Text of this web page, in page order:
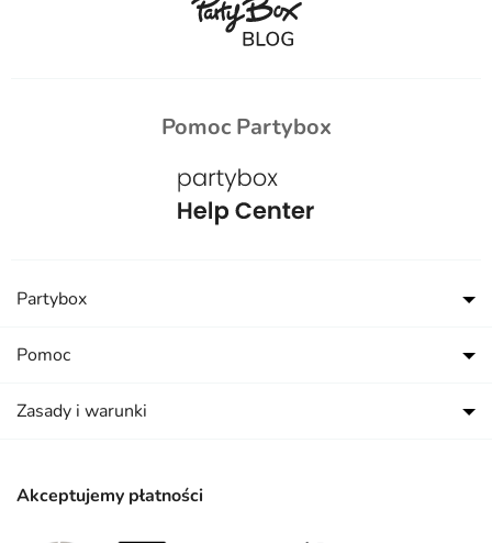
Pomoc Partybox
Akceptujemy płatności
Partybox
Pomoc
Zasady i warunki